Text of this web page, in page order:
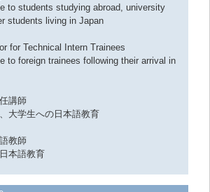
to students studying abroad, university
students living in Japan
for Technical Intern Trainees
to foreign trainees following their arrival in
任講師
大学生への日本語教育
語教師
本語教育